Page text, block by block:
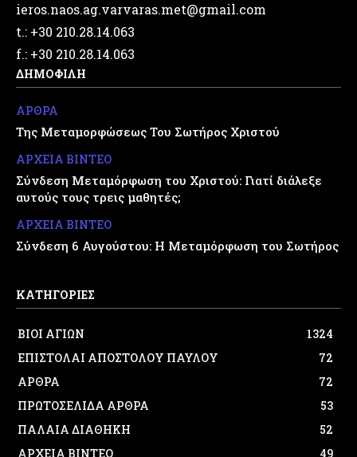
ieros.naos.ag.varvaras.met@gmail.com
t.: +30 210.28.14.063
f.: +30 210.28.14.063
ΔΗΜΟΦΙΛΗ
ΑΡΘΡΑ
Της Μεταμορφώσεως Του Σωτήρος Χριστού
ΑΡΧΕΙΑ ΒΙΝΤΕΟ
Σύνδεση Μεταμόρφωση του Χριστού: Γιατί διάλεξε
αυτούς τους τρεις μαθητές;
ΑΡΧΕΙΑ ΒΙΝΤΕΟ
Σύνδεση 6 Αυγούστου: Η Μεταμόρφωση του Σωτήρος
ΚΑΤΗΓΟΡΙΕΣ
ΒΙΟΙ ΑΓΙΩΝ
1324
ΕΠΙΣΤΟΛΑΙ ΑΠΟΣΤΟΛΟΥ ΠΑΥΛΟΥ
72
ΑΡΘΡΑ
72
ΠΡΩΤΟΣΕΛΙΔΑ ΑΡΘΡΑ
53
ΠΑΛΑΙΑ ΔΙΑΘΗΚΗ
52
ΑΡΧΕΙΑ ΒΙΝΤΕΟ
49